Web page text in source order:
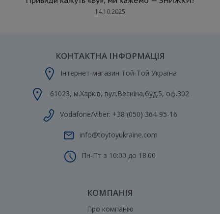
14.10.2025
КОНТАКТНА ІНФОРМАЦІЯ
Інтернет-магазин Той-Той Україна
61023, м.Харків, вул.Весніна,буд.5, оф.302
Vodafone/Viber: +38 (050) 364-95-16
info@toytoyukraine.com
Пн-Пт з 10:00 до 18:00
КОМПАНІЯ
Про компанію